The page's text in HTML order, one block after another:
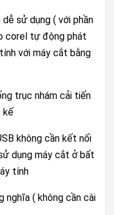
sử dụng ( với phần
corel tự động phát
với máy cắt bằng
trục nhám cải tiến
kế
không cần kết nối
dụng máy cắt ở bất
tính
nghĩa ( không cần cài